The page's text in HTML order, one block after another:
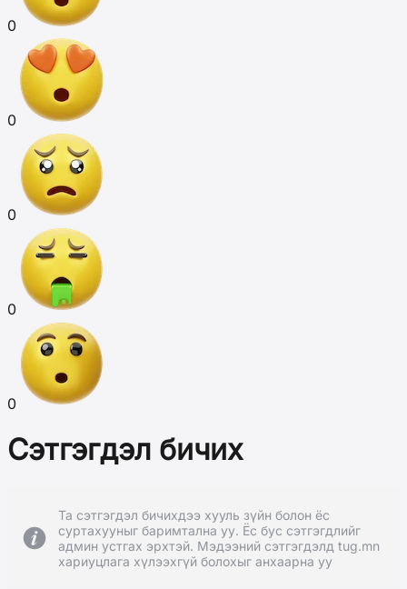
0
0
0
0
0
Сэтгэгдэл бичих
Та сэтгэгдэл бичихдээ хууль зүйн болон ёс
суртахууныг баримтална уу. Ёс бус сэтгэгдлийг
админ устгах эрхтэй. Мэдээний сэтгэгдэлд tug.mn
хариуцлага хүлээхгүй болохыг анхаарна уу